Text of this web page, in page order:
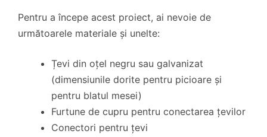
Pentru a începe acest proiect, ai nevoie de
următoarele materiale și unelte:
Țevi din oțel negru sau galvanizat
(dimensiunile dorite pentru picioare și
pentru blatul mesei)
Furtune de cupru pentru conectarea țevilor
Conectori pentru țevi